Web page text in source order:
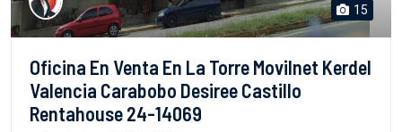
15
Oficina En Venta En La Torre Movilnet Kerdel
Valencia Carabobo Desiree Castillo
Rentahouse 24-14069